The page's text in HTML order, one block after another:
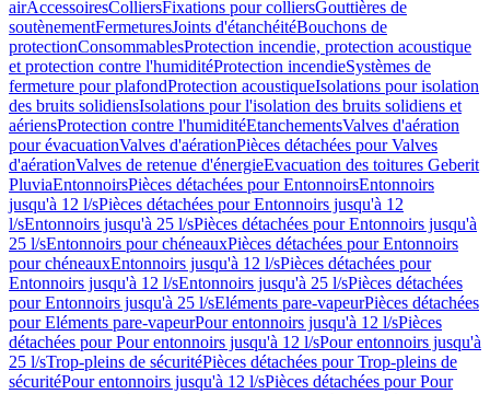
airAccessoiresColliersFixations pour colliersGouttières de
soutènementFermeturesJoints d'étanchéitéBouchons de
protectionConsommablesProtection incendie, protection acoustique
et protection contre l'humiditéProtection incendieSystèmes de
fermeture pour plafondProtection acoustiqueIsolations pour isolation
des bruits solidiensIsolations pour l'isolation des bruits solidiens et
aériensProtection contre l'humiditéEtanchementsValves d'aération
pour évacuationValves d'aérationPièces détachées pour Valves
d'aérationValves de retenue d'énergieEvacuation des toitures Geberit
PluviaEntonnoirsPièces détachées pour EntonnoirsEntonnoirs
jusqu'à 12 l/sPièces détachées pour Entonnoirs jusqu'à 12
l/sEntonnoirs jusqu'à 25 l/sPièces détachées pour Entonnoirs jusqu'à
25 l/sEntonnoirs pour chéneauxPièces détachées pour Entonnoirs
pour chéneauxEntonnoirs jusqu'à 12 l/sPièces détachées pour
Entonnoirs jusqu'à 12 l/sEntonnoirs jusqu'à 25 l/sPièces détachées
pour Entonnoirs jusqu'à 25 l/sEléments pare-vapeurPièces détachées
pour Eléments pare-vapeurPour entonnoirs jusqu'à 12 l/sPièces
détachées pour Pour entonnoirs jusqu'à 12 l/sPour entonnoirs jusqu'à
25 l/sTrop-pleins de sécuritéPièces détachées pour Trop-pleins de
sécuritéPour entonnoirs jusqu'à 12 l/sPièces détachées pour Pour